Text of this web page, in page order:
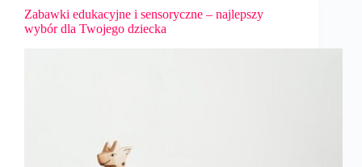
Zabawki edukacyjne i sensoryczne – najlepszy
wybór dla Twojego dziecka